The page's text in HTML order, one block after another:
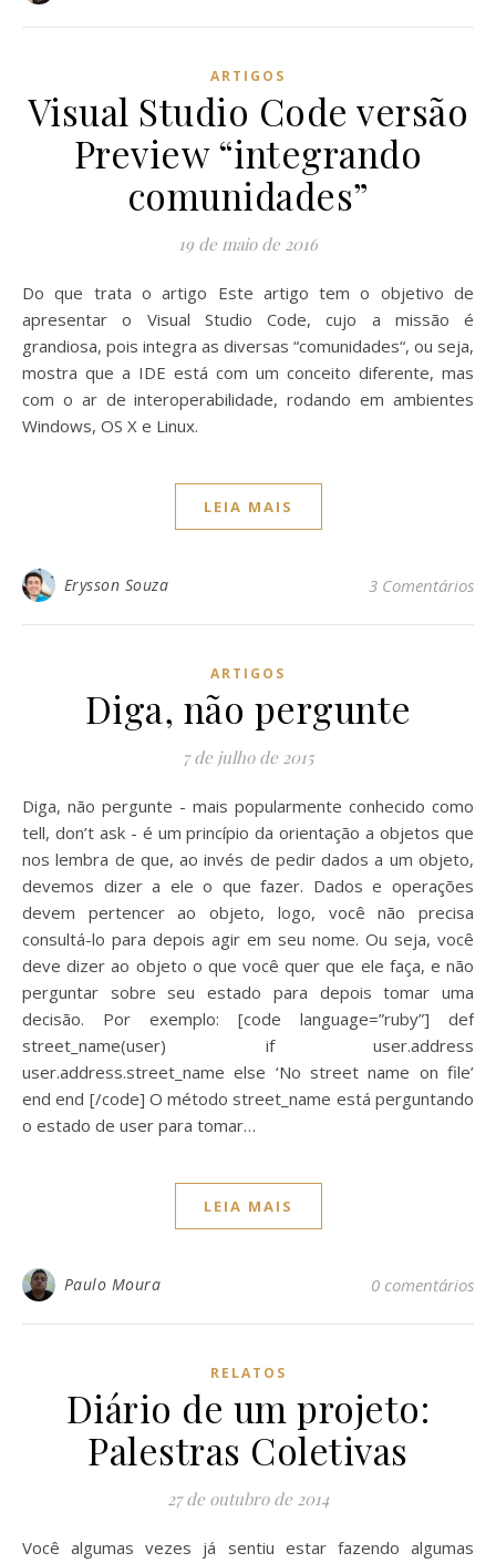
ARTIGOS
Visual Studio Code versão
Preview “integrando
comunidades”
19 de maio de 2016
Do que trata o artigo Este artigo tem o objetivo de
apresentar o Visual Studio Code, cujo a missão é
grandiosa, pois integra as diversas “comunidades“, ou seja,
mostra que a IDE está com um conceito diferente, mas
com o ar de interoperabilidade, rodando em ambientes
Windows, OS X e Linux.
LEIA MAIS
Erysson Souza 3 Comentários
ARTIGOS
Diga, não pergunte
7 de julho de 2015
Diga, não pergunte - mais popularmente conhecido como
tell, don’t ask - é um princípio da orientação a objetos que
nos lembra de que, ao invés de pedir dados a um objeto,
devemos dizer a ele o que fazer. Dados e operações
devem pertencer ao objeto, logo, você não precisa
consultá-lo para depois agir em seu nome. Ou seja, você
deve dizer ao objeto o que você quer que ele faça, e não
perguntar sobre seu estado para depois tomar uma
decisão. Por exemplo: [code language=”ruby”] def
street_name(user) if user.address
user.address.street_name else ‘No street name on file’
end end [/code] O método street_name está perguntando
o estado de user para tomar…
LEIA MAIS
Paulo Moura 0 comentários
RELATOS
Diário de um projeto:
Palestras Coletivas
27 de outubro de 2014
Você algumas vezes já sentiu estar fazendo algumas